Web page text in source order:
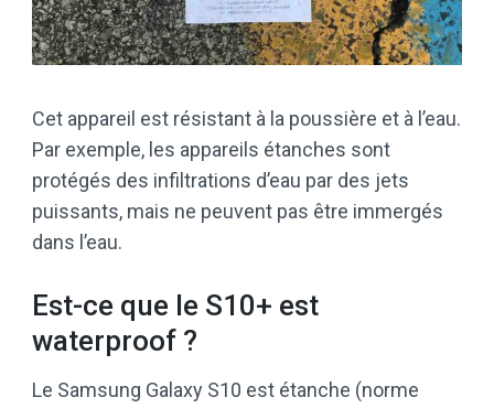
Cet appareil est résistant à la poussière et à l’eau.
Par exemple, les appareils étanches sont
protégés des infiltrations d’eau par des jets
puissants, mais ne peuvent pas être immergés
dans l’eau.
Est-ce que le S10+ est
waterproof ?
Le Samsung Galaxy S10 est étanche (norme